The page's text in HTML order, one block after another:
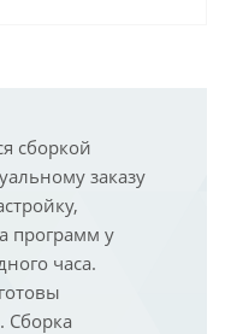
сборкой
заказу
программ у
часа.
Сборка